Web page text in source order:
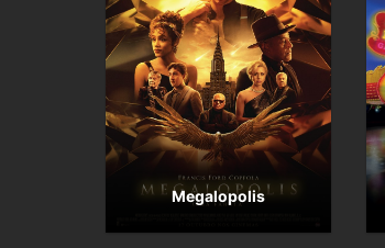
Megalopolis